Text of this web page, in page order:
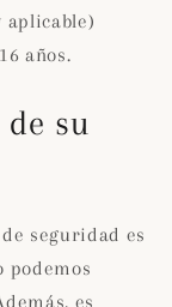
aplicable)
años.
su
seguridad es
podemos
es